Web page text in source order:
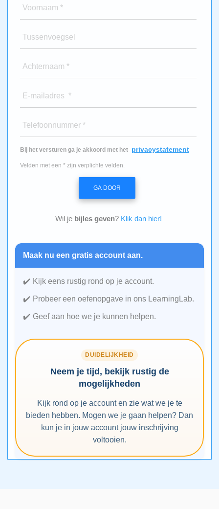
Voornaam *
Tussenvoegsel
Achternaam *
E-mailadres *
Telefoonnummer *
Bij het versturen ga je akkoord met het privacystatement
Velden met een * zijn verplichte velden.
GA DOOR
Wil je bijles geven? Klik dan hier!
Maak nu een gratis account aan.
Kijk eens rustig rond op je account.
Probeer een oefenopgave in ons LearningLab.
Geef aan hoe we je kunnen helpen.
DUIDELIJKHEID
Neem je tijd, bekijk rustig de
mogelijkheden
Kijk rond op je account en zie wat we je te
bieden hebben. Mogen we je gaan helpen? Dan
kun je in jouw account jouw inschrijving
voltooien.